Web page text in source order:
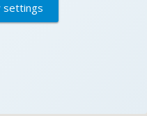
settings